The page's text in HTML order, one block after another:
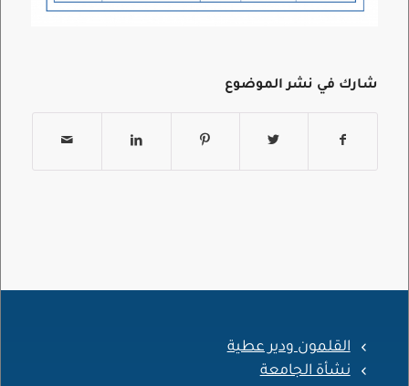
شارك في نشر الموضوع
القلمون ودير عطية
نشأة الجامعة